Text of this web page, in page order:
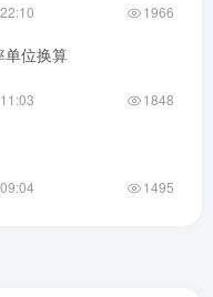
1966
单位换算
1848
1495